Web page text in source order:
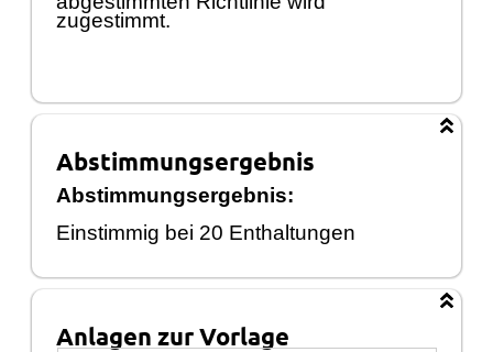
zugestimmt.
Abstimmungsergebnis
Abstimmungsergebnis:
Einstimmig bei 20 Enthaltungen
Anlagen zur Vorlage